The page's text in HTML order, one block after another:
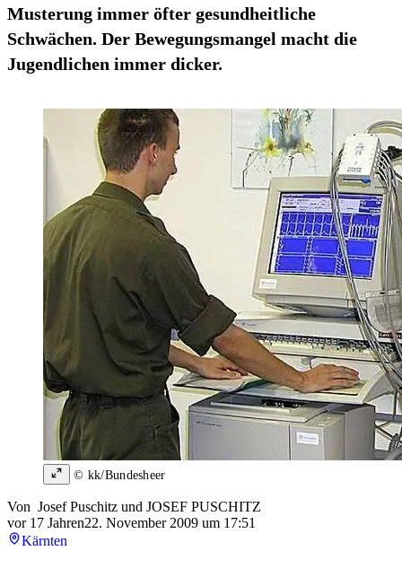
Musterung immer öfter gesundheitliche
Schwächen. Der Bewegungsmangel macht die
Jugendlichen immer dicker.
© kk/Bundesheer
Von Josef Puschitz und JOSEF PUSCHITZ
vor 17 Jahren22. November 2009 um 17:51
Kärnten